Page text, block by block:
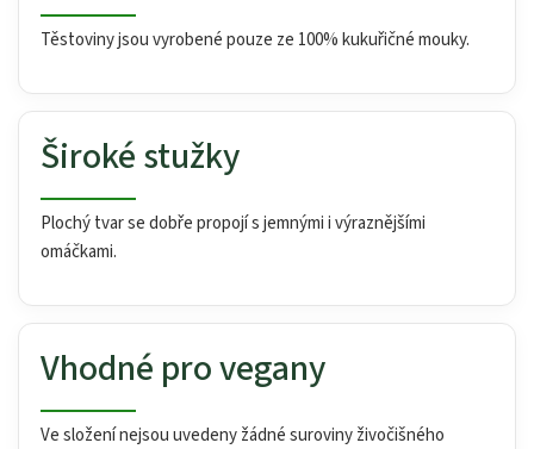
Těstoviny jsou vyrobené pouze ze 100% kukuřičné mouky.
Široké stužky
Plochý tvar se dobře propojí s jemnými i výraznějšími
omáčkami.
Vhodné pro vegany
Ve složení nejsou uvedeny žádné suroviny živočišného